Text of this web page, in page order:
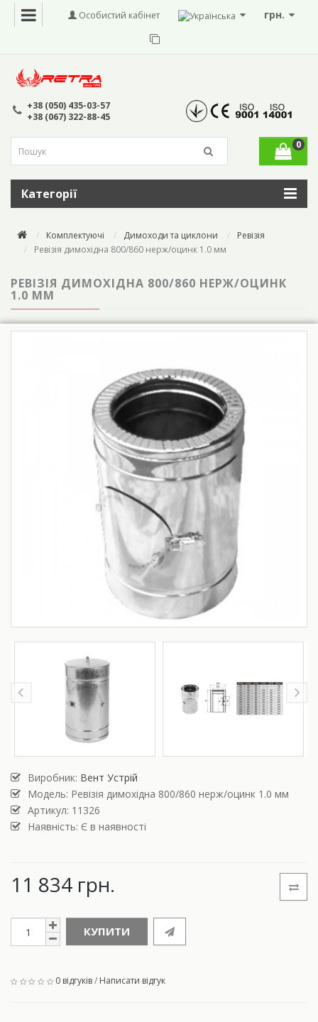
грн.
Особистий кабінет
+38 (050) 435-03-57
+38 (067) 322-88-45
0
Категорії
Комплектуючі Димоходи та циклони
Ревізія
Ревізія димохідна 800/860 нерж/оцинк 1.0 мм
РЕВІЗІЯ ДИМОХІДНА 800/860 НЕРЖ/ОЦИНК
1.0 ММ
Виробник: Вент Устрій
Модель: Ревізія димохідна 800/860 нерж/оцинк 1.0 мм
Артикул: 11326
Наявність: Є в наявності
11 834 грн.
КУПИТИ
0 відгуків/ Написати відгук